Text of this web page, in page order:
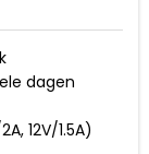
dagen
12V/1.5A)